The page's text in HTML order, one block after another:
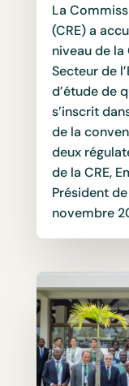
La
(CRE) a
niveau de
Secteur de
d’étude de
s’inscrit
de la
deux
de la CRE,
Président
novembre